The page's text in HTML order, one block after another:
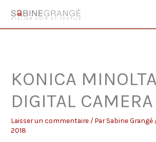
contenu
KONICA MINOLTA
DIGITAL CAMERA
Laisser un commentaire / ParSabine Grangé
2018